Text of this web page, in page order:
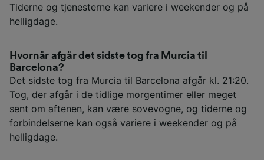
Tiderne og tjenesterne kan variere i weekender og på
helligdage.
Hvornår afgår det sidste tog fra Murcia til
Barcelona?
Det sidste tog fra Murcia til Barcelona afgår kl. 21:20.
Tog, der afgår i de tidlige morgentimer eller meget
sent om aftenen, kan være sovevogne, og tiderne og
forbindelserne kan også variere i weekender og på
helligdage.